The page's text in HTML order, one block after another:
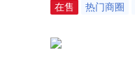
在售 热门商圈